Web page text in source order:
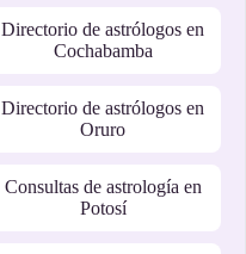
Directorio de astrólogos en
Cochabamba
Directorio de astrólogos en
Oruro
Consultas de astrología en
Potosí